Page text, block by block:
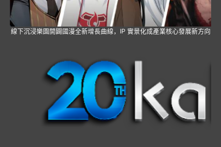
線下沉浸樂園開闢國漫全新增長曲線，IP 實景化成產業核心發展新方向